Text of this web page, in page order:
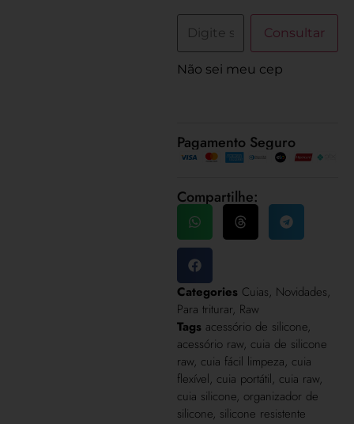
Pagamento Seguro
Compartilhe:
Categories Cuias, Novidades,
Para triturar, Raw
Tags acessório de silicone,
acessório raw, cuia de silicone
raw, cuia fácil limpeza, cuia
flexível, cuia portátil, cuia raw,
cuia silicone, organizador de
silicone, silicone resistente
Consultar
Não sei meu cep